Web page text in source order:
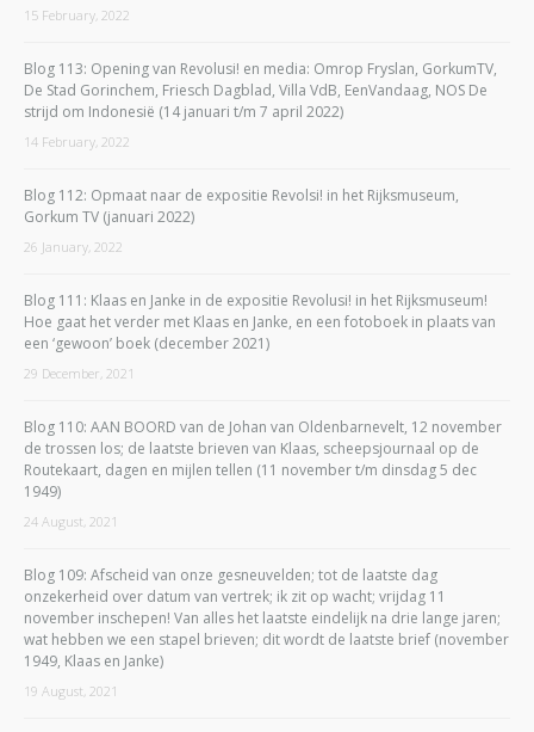
15 February, 2022
Blog 113: Opening van Revolusi! en media: Omrop Fryslan, GorkumTV,
De Stad Gorinchem, Friesch Dagblad, Villa VdB, EenVandaag, NOS De
strijd om Indonesië (14 januari t/m 7 april 2022)
14 February, 2022
Blog 112: Opmaat naar de expositie Revolsi! in het Rijksmuseum,
Gorkum TV (januari 2022)
26 January, 2022
Blog 111: Klaas en Janke in de expositie Revolusi! in het Rijksmuseum!
Hoe gaat het verder met Klaas en Janke, en een fotoboek in plaats van
een ‘gewoon’ boek (december 2021)
29 December, 2021
Blog 110: AAN BOORD van de Johan van Oldenbarnevelt, 12 november
de trossen los; de laatste brieven van Klaas, scheepsjournaal op de
Routekaart, dagen en mijlen tellen (11 november t/m dinsdag 5 dec
1949)
24 August, 2021
Blog 109: Afscheid van onze gesneuvelden; tot de laatste dag
onzekerheid over datum van vertrek; ik zit op wacht; vrijdag 11
november inschepen! Van alles het laatste eindelijk na drie lange jaren;
wat hebben we een stapel brieven; dit wordt de laatste brief (november
1949, Klaas en Janke)
19 August, 2021